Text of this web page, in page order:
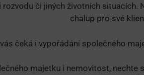
či jiných životních situacích.
chalup pro své
čeká i vypořádání společného
majetku i nemovitost, nechte